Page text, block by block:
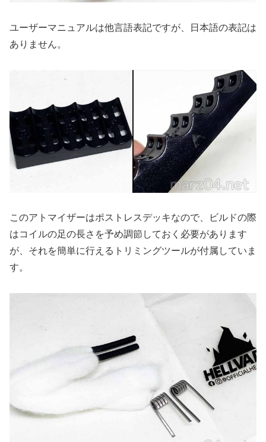
ユーザーマニュアルは他言語表記ですが、日本語の表記は
ありません。
このアトマイザーはポストレスデッキなので、ビルドの際
はコイルの足の長さを予め調節しておく必要があります
が、それを簡単に行えるトリミングツールが付属していま
す。